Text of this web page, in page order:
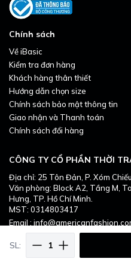
SL:
CÔNG TY CỔ PHẦN THỜI
Địa chỉ: 25 Tôn Đản, P. Xóm
Văn phòng: Block A2, Tầng M,
Hưng, TP. Hồ Chí Minh.
MST: 0314803417
Email :
Chính sách
Về iBasic
Kiểm tra đơn hàng
Khách hàng thân thiết
Hướng dẫn chọn size
Chính sách bảo mật thông tin
Giao nhận và Thanh toán
Chính sách đổi hàng